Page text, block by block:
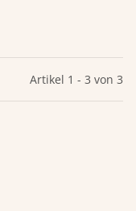
Artikel 1 - 3 von 3